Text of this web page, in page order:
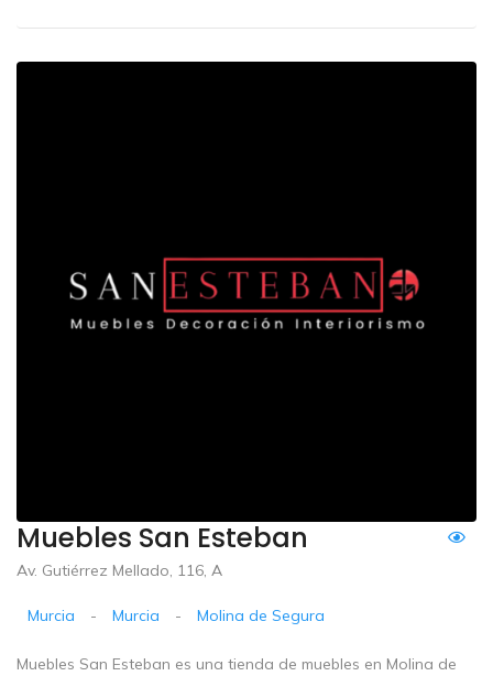
Muebles San Esteban
Av. Gutiérrez Mellado, 116, A
Murcia - Murcia - Molina de Segura
Muebles San Esteban es una tienda de muebles en Molina de